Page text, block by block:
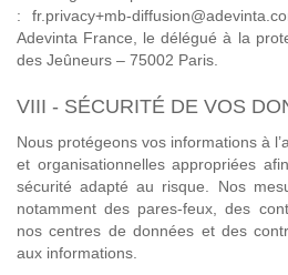
: fr.privacy+mb-
Adevinta France, le délégué à la
des Jeûneurs – 75002 Paris.
VIII - SÉCURITÉ DE VOS
Nous protégeons vos informations à
et organisationnelles appropriées
sécurité adapté au risque. Nos
notamment des pares-feux, des
nos centres de données et des
aux informations.